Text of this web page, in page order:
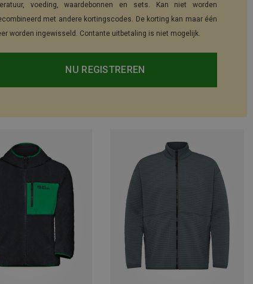
voeding, waardebonnen en sets. Kan niet worden
met andere kortingscodes. De korting kan maar één
worden ingewisseld. Contante uitbetaling is niet mogelijk.
NU REGISTREREN